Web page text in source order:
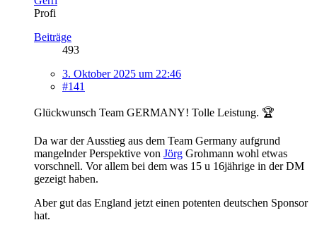
Profi
Beiträge
493
3. Oktober 2025 um 22:46
#141
Glückwunsch Team GERMANY! Tolle Leistung. 🏆
Da war der Ausstieg aus dem Team Germany aufgrund
mangelnder Perspektive von Jörg Grohmann wohl etwas
vorschnell. Vor allem bei dem was 15 u 16jährige in der DM
gezeigt haben.
Aber gut das England jetzt einen potenten deutschen Sponsor
hat.